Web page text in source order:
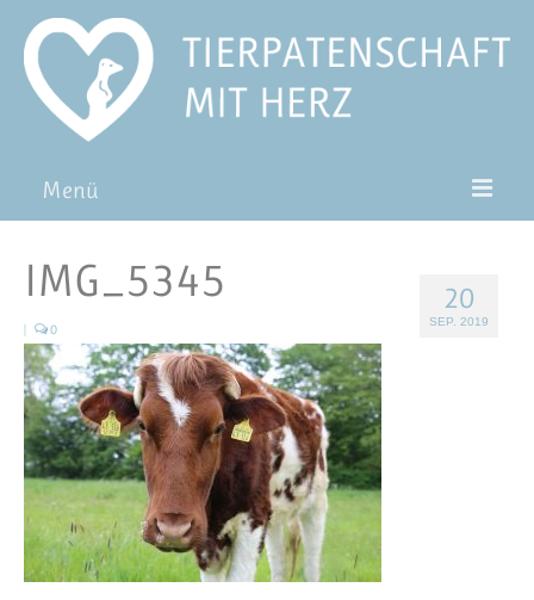
Menü
Pat*in werden
Patenschaft verschenken
Blog
FAQ
20
SEP. 2019
IMG_5345
| 0